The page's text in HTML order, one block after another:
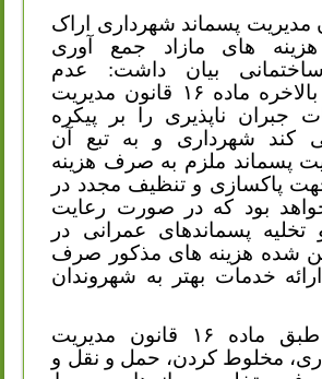
پسماند شهرداری اراک
های مازاد جمع آوری
بیان داشت: عدم
رعایت قانون بالاخره ماده ۱۶ قانون مدیریت
جبران ناپذیری را بر پیکره
کند شهرداری و به تبع آن
پسماند ملزم به صرف هزینه
پاکسازی و تنظیف مجدد در
بود که در صورت رعایت
تخلیه پسماندهای عمرانی در
شده هزینه های مذکور صرف
خدمات بهتر به شهروندان
گفتنی ست طبق ماده ۱۶ قانون مدیریت
مخلوط کردن، حمل و نقل و